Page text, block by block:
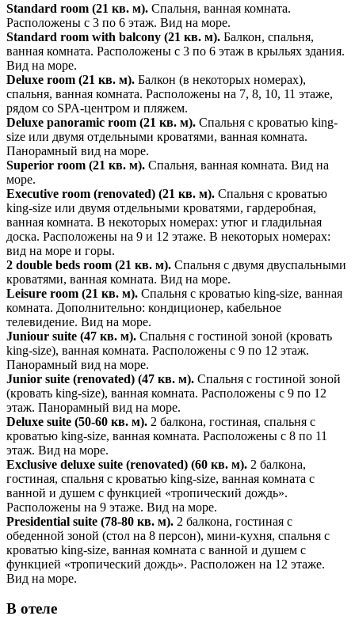
Standard room (21 кв. м). Спальня, ванная комната.
Расположены с 3 по 6 этаж. Вид на море.
Standard room with balcony (21 кв. м). Балкон, спальня,
ванная комната. Расположены с 3 по 6 этаж в крыльях здания.
Вид на море.
Deluxe room (21 кв. м). Балкон (в некоторых номерах),
спальня, ванная комната. Расположены на 7, 8, 10, 11 этаже,
рядом со SPA-центром и пляжем.
Deluxe panoramic room (21 кв. м). Спальня с кроватью king-
size или двумя отдельными кроватями, ванная комната.
Панорамный вид на море.
Superior room (21 кв. м). Спальня, ванная комната. Вид на
море.
Executive room (renovated) (21 кв. м). Спальня с кроватью
king-size или двумя отдельными кроватями, гардеробная,
ванная комната. В некоторых номерах: утюг и гладильная
доска. Расположены на 9 и 12 этаже. В некоторых номерах:
вид на море и горы.
2 double beds room (21 кв. м). Спальня с двумя двуспальными
кроватями, ванная комната. Вид на море.
Leisure room (21 кв. м). Спальня с кроватью king-size, ванная
комната. Дополнительно: кондиционер, кабельное
телевидение. Вид на море.
Juniour suite (47 кв. м). Спальня с гостиной зоной (кровать
king-size), ванная комната. Расположены с 9 по 12 этаж.
Панорамный вид на море.
Junior suite (renovated) (47 кв. м). Спальня с гостиной зоной
(кровать king-size), ванная комната. Расположены с 9 по 12
этаж. Панорамный вид на море.
Deluxe suite (50-60 кв. м). 2 балкона, гостиная, спальня с
кроватью king-size, ванная комната. Расположены с 8 по 11
этаж. Вид на море.
Exclusive deluxe suite (renovated) (60 кв. м). 2 балкона,
гостиная, спальня с кроватью king-size, ванная комната с
ванной и душем с функцией «тропический дождь».
Расположены на 9 этаже. Вид на море.
Presidential suite (78-80 кв. м). 2 балкона, гостиная с
обеденной зоной (стол на 8 персон), мини-кухня, спальня с
кроватью king-size, ванная комната с ванной и душем с
функцией «тропический дождь». Расположен на 12 этаже.
Вид на море.
В отеле